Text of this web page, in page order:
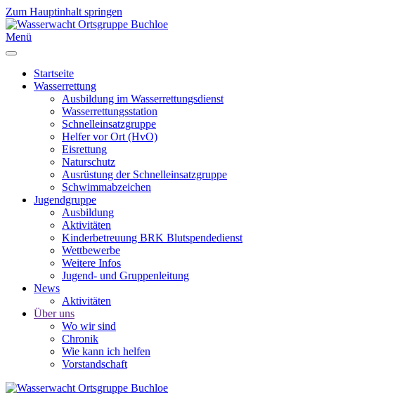
Zum Hauptinhalt springen
Menü
Startseite
Wasserrettung
Ausbildung im Wasserrettungsdienst
Wasserrettungsstation
Schnelleinsatzgruppe
Helfer vor Ort (HvO)
Eisrettung
Naturschutz
Ausrüstung der Schnelleinsatzgruppe
Schwimmabzeichen
Jugendgruppe
Ausbildung
Aktivitäten
Kinderbetreuung BRK Blutspendedienst
Wettbewerbe
Weitere Infos
Jugend- und Gruppenleitung
News
Aktivitäten
Über uns
Wo wir sind
Chronik
Wie kann ich helfen
Vorstandschaft